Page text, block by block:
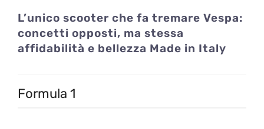
L’unico scooter che fa tremare Vespa:
concetti opposti, ma stessa
affidabilità e bellezza Made in Italy
Formula 1